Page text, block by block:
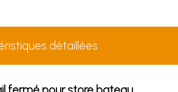
détaillées